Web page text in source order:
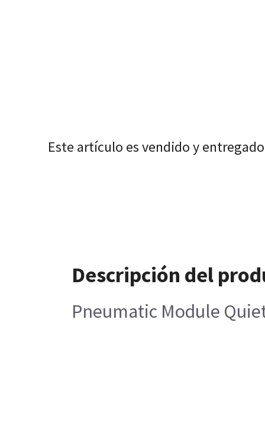
Este artículo es vendido y
Descripción del
Pneumatic Module